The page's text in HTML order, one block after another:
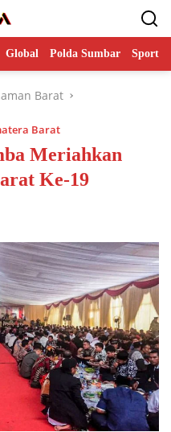
Global Polda Sumbar Sports
Barat
Barat
Meriahkan
Ke-19